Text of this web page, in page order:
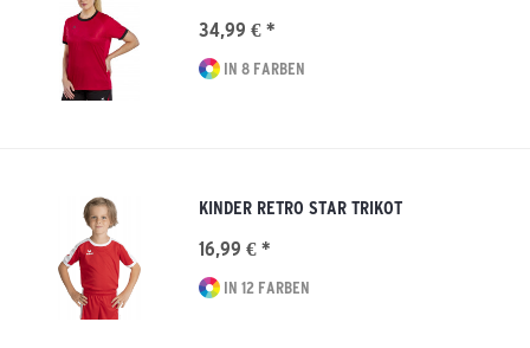
34,99 € *
IN 8 FARBEN
KINDER RETRO STAR TRIKOT
16,99 € *
IN 12 FARBEN